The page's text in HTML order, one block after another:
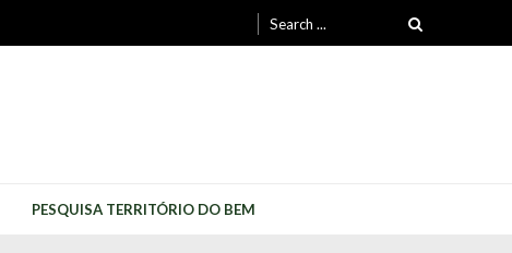
for:
PESQUISA TERRITÓRIO DO BEM